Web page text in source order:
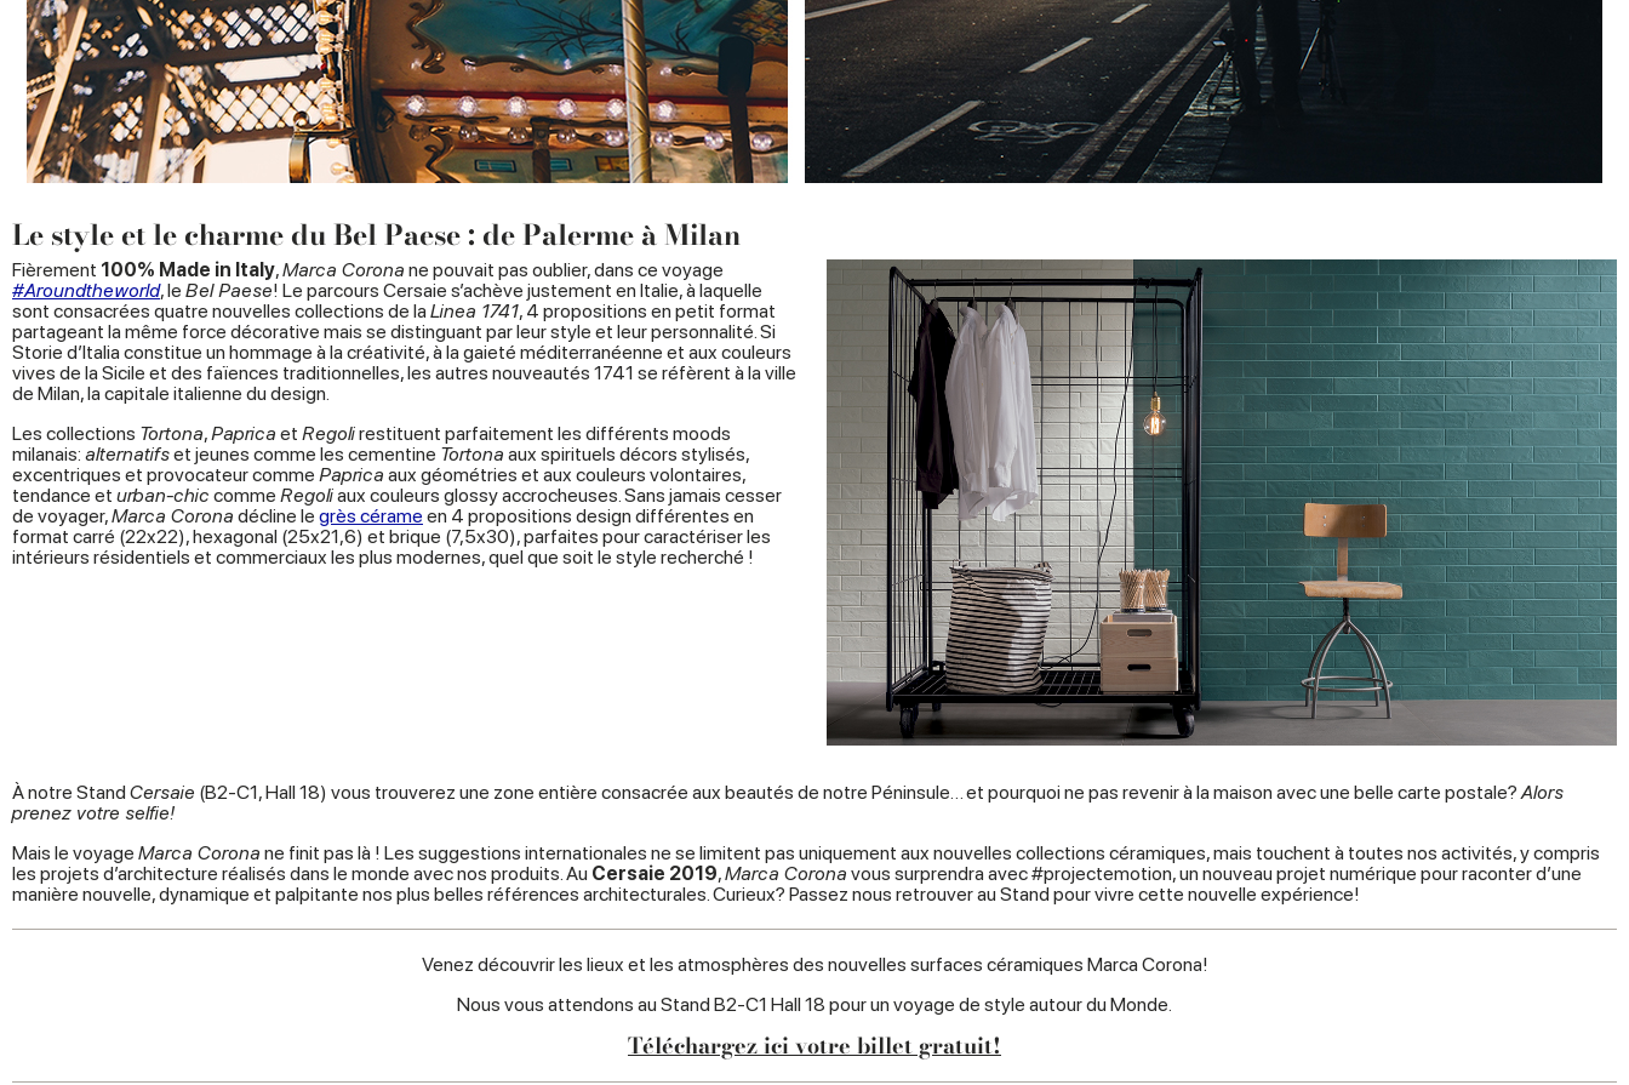
Le style et le charme du Bel Paese : de Palerme à Milan
Fièrement 100% Made in Italy,Marca Corona ne pouvait pas oublier, dans ce voyage
#Aroundtheworld, le Bel Paese! Le parcours Cersaie s’achève justement en Italie, à laquelle
sont consacrées quatre nouvelles collections de la Linea 1741, 4 propositions en petit format
partageant la même force décorative mais se distinguant par leur style et leur personnalité. Si
Storie d’Italia constitue un hommage à la créativité, à la gaieté méditerranéenne et aux couleurs
vives de la Sicile et des faïences traditionnelles, les autres nouveautés 1741 se réfèrent à la ville
de Milan, la capitale italienne du design.
Les collections Tortona,Paprica et Regolirestituent parfaitement les différents moods
milanais: alternatifset jeunes comme les cementine Tortona aux spirituels décors stylisés,
excentriques et provocateur comme Paprica aux géométries et aux couleurs volontaires,
tendance et urban-chic comme Regoliaux couleurs glossy accrocheuses. Sans jamais cesser
de voyager,Marca Corona décline le grès cérame en 4 propositions design différentes en
format carré (22x22), hexagonal (25x21,6) et brique (7,5x30), parfaites pour caractériser les
intérieurs résidentiels et commerciaux les plus modernes, quel que soit le style recherché !
À notre Stand Cersaie (B2-C1, Hall 18) vous trouverez une zone entière consacrée aux beautés de notre Péninsule… et pourquoi ne pas revenir à la maison avec une belle carte postale?Alors
prenez votre selfie!
Mais le voyage Marca Corona ne finit pas là ! Les suggestions internationales ne se limitent pas uniquement aux nouvelles collections céramiques, mais touchent à toutes nos activités, y compris
les projets d’architecture réalisés dans le monde avec nos produits. Au Cersaie 2019,Marca Corona vous surprendra avec #projectemotion, un nouveau projet numérique pour raconter d’une
manière nouvelle, dynamique et palpitante nos plus belles références architecturales. Curieux? Passez nous retrouver au Stand pour vivre cette nouvelle expérience!
Venez découvrir les lieux et les atmosphères des nouvelles surfaces céramiques Marca Corona!
Nous vous attendons au Stand B2-C1 Hall 18 pour un voyage de style autour du Monde.
Téléchargez ici votre billet gratuit!